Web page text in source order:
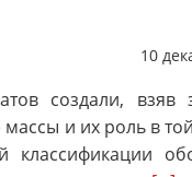
10
создали, взяв
и их роль в
классификации